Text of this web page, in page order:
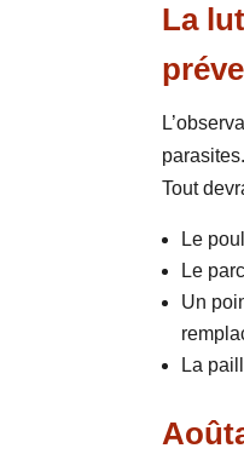
La
parasites.
Tout
Le
Le
Un
La